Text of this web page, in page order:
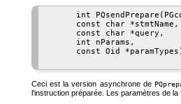
int
      const char *stmtName,
      const char *query,
      int nParams,
const Oid
Ceci est la version asynchrone de
l'instruction préparée. Les paramètres de